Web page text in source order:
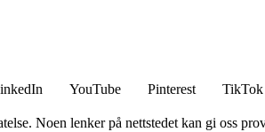
YouTube Pinterest TikTok
Noen lenker på nettstedet kan gi oss